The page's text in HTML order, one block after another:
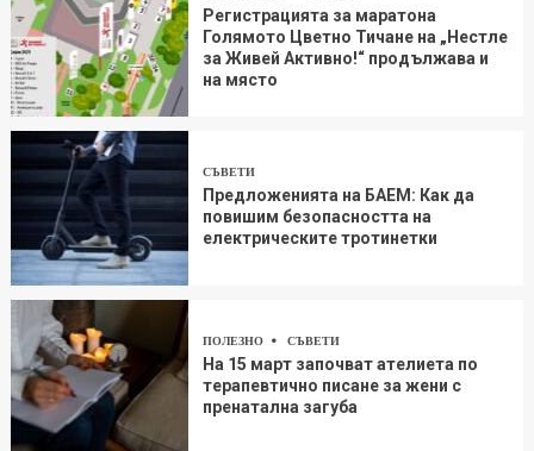
Регистрацията за маратона
Голямото Цветно Тичане на „Нестле
за Живей Aктивно!“ продължава и
на място
СЪВЕТИ
Предложенията на БАЕМ: Как да
повишим безопасността на
електрическите тротинетки
ПОЛЕЗНО СЪВЕТИ
На 15 март започват ателиета по
терапевтично писане за жени с
пренатална загуба